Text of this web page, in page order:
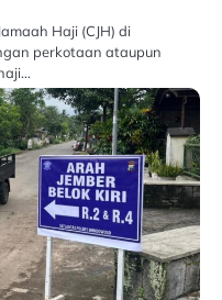
Haji (CJH) di
perkotaan ataupun